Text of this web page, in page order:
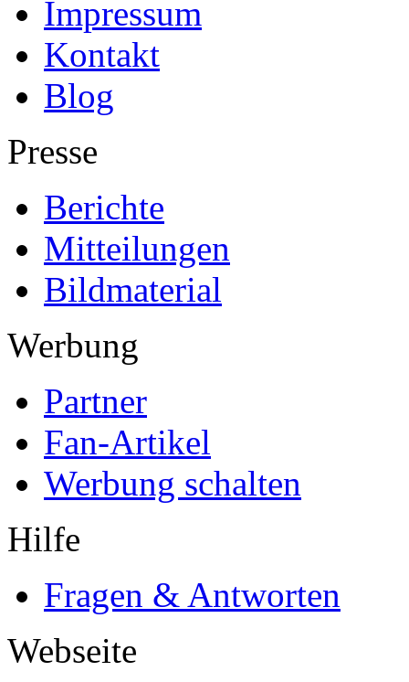
Impressum
Kontakt
Blog
Presse
Berichte
Mitteilungen
Bildmaterial
Werbung
Partner
Fan-Artikel
Werbung schalten
Hilfe
Fragen & Antworten
Webseite